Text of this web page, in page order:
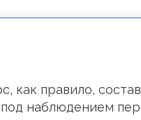
как правило,
наблюдением